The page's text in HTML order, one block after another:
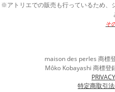
※アトリエでの販売も行っているため、
そ
maison des perles 商
Môko Kobayashi 商
特定商取引